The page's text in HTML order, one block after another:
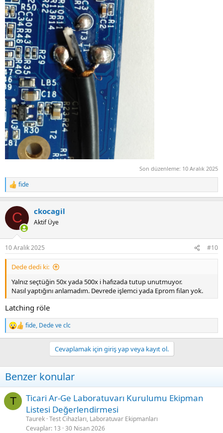
Son düzenleme: 10 Aralık 2025
R
e
c
i
s
:
fide
C ckocagil
Aktif Üye
10 Aralık 2025 #10
Dede dedi ki:
Yalnız seçtüğin 50x yada 500x i hafızada tutup unutmuyor.
Nasıl yaptığını anlamadım. Devrede işlemci yada Eprom filan yok.
Latching röle
R
e
i
o
s
fide, Dedeveclc
Cevaplamak için giriş yap veya kayıt ol.
Benzer konular
T
Ticari Ar-Ge Laboratuvarı Kurulumu Ekipman
Listesi Değerlendirmesi
Taurek Test Cihazları, Laboratuvar Ekipmanları
Cevaplar 13 30 Nisan 2026